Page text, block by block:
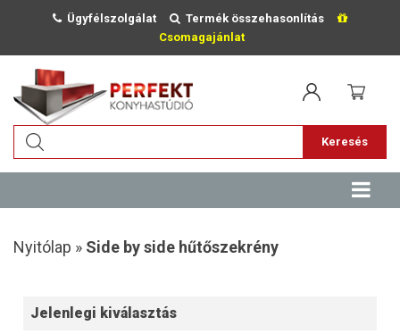
Ügyfélszolgálat
Termék összehasonlítás
Csomagajánlat
Keresés
Nyitólap » Side by side hűtőszekrény
Jelenlegi kiválasztás